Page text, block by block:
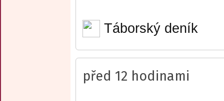
Táborský deník
před 12 hodinami